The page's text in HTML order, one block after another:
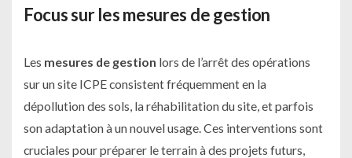
Focus sur les mesures de gestion
Les mesures de gestion lors de l’arrêt des opérations
sur un site ICPE consistent fréquemment en la
dépollution des sols, la réhabilitation du site, et parfois
son adaptation à un nouvel usage. Ces interventions sont
cruciales pour préparer le terrain à des projets futurs,